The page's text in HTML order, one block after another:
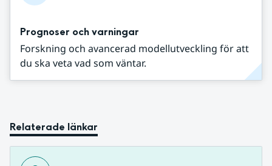
Prognoser och varningar
Forskning och avancerad modellutveckling för att
du ska veta vad som väntar.
Relaterade länkar